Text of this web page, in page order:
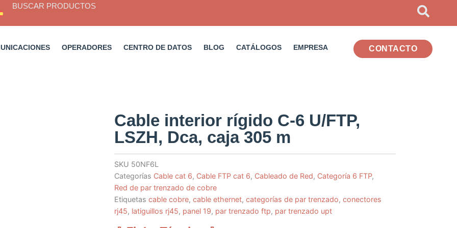
BUSCAR PRODUCTOS
OPERADORES CENTRO DE DATOS BLOG CATÁLOGOS EMPRESA CONTACTO
Cable interior rígido C-6 U/FTP,
LSZH, Dca, caja 305 m
SKU 50NF6L
Categorías Cable cat 6, Cable FTP cat 6, Cableado de Red, Categoría 6 FTP,
Red de par trenzado de cobre
Etiquetas cable cobre, cable ethernet, categorías de par trenzado, conectores
rj45, latiguillos rj45, panel 19, par trenzado ftp, par trenzado upt